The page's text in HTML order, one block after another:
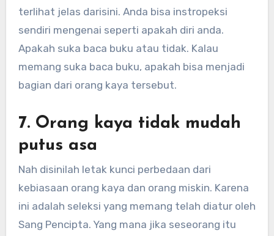
terlihat jelas darisini. Anda bisa instropeksi
sendiri mengenai seperti apakah diri anda.
Apakah suka baca buku atau tidak. Kalau
memang suka baca buku, apakah bisa menjadi
bagian dari orang kaya tersebut.
7. Orang kaya tidak mudah
putus asa
Nah disinilah letak kunci perbedaan dari
kebiasaan orang kaya dan orang miskin. Karena
ini adalah seleksi yang memang telah diatur oleh
Sang Pencipta. Yang mana jika seseorang itu